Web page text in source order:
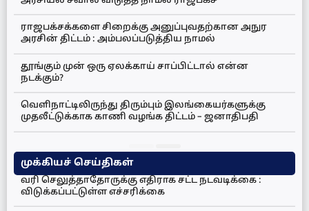
ராஜபக்சக்களை சிறைக்கு அனுப்புவதற்கான அநுர
அரசின் திட்டம் : அம்பலப்படுத்திய நாமல்
தூங்கும் முன் ஒரு ஏலக்காய் சாப்பிட்டால் என்ன
நடக்கும்?
வெளிநாட்டிலிருந்து திரும்பும் இலங்கையர்களுக்கு
முதலீட்டுக்காக காணி வழங்க திட்டம் – ஜனாதிபதி
முக்கியச் செய்திகள்
வரி செலுத்தாதோருக்கு எதிராக சட்ட நடவடிக்கை :
விடுக்கப்பட்டுள்ள எச்சரிக்கை